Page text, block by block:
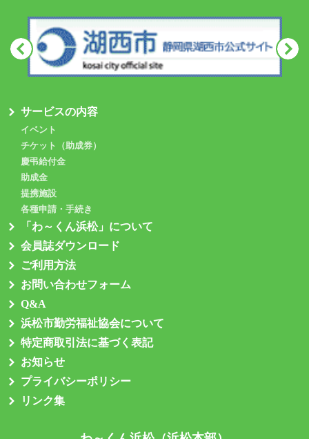
サービスの内容
イベント
チケット（助成券）
慶弔給付金
助成金
提携施設
各種申請・手続き
「わ～くん浜松」について
会員誌ダウンロード
ご利用方法
お問い合わせフォーム
Q&A
浜松市勤労福祉協会について
特定商取引法に基づく表記
お知らせ
プライバシーポリシー
リンク集